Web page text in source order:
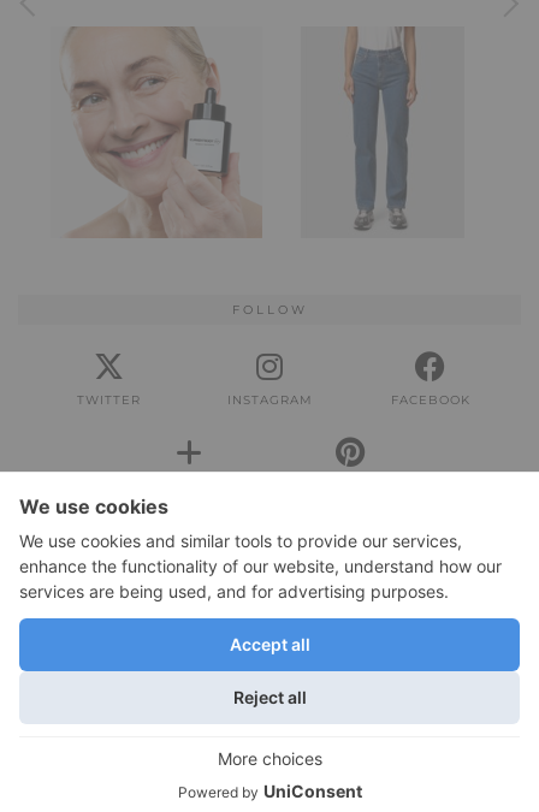
FOLLOW
TWITTER INSTAGRAM FACEBOOK
IMPRESSUM
Impressum
Datenschutzerklärung
© 2026 JOLIMENT
WORDPRESS THEME BY